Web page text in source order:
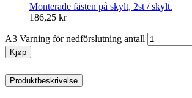
Monterade fästen på skylt, 2st / skylt.
186,25 kr
A3 Varning för nedförslutning antall
Kjøp
Produktbeskrivelse